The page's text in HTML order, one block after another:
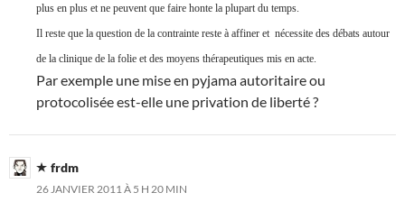
plus en plus et ne peuvent que faire honte la plupart du temps.
Il reste que la question de la contrainte reste à affiner et nécessite des débats autour
de la clinique de la folie et des moyens thérapeutiques mis en acte.
Par exemple une mise en pyjama autoritaire ou
protocolisée est-elle une privation de liberté ?
frdm
26 JANVIER 2011 À 5 H 20 MIN